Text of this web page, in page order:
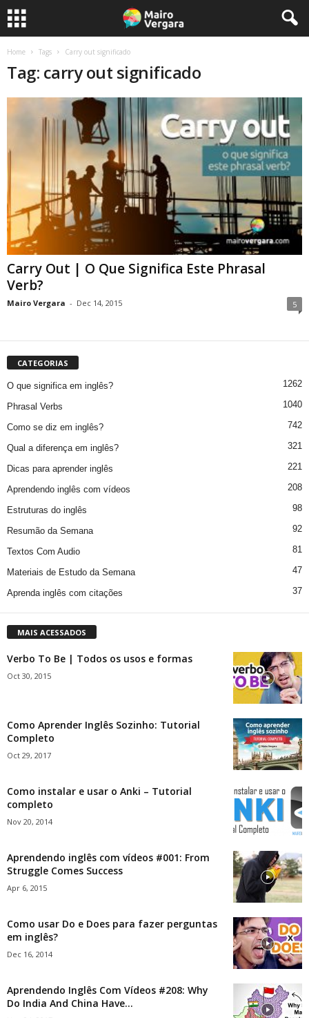
Home Tags Carry out significado
Tag: carry out significado
Carry Out | O Que Significa Este Phrasal
Verb?
Mairo Vergara - Dec 14, 2015 5
CATEGORIAS
O que significa em inglês? 1262
Phrasal Verbs 1040
Como se diz em inglês? 742
Qual a diferença em inglês? 321
Dicas para aprender inglês 221
Aprendendo inglês com vídeos 208
Estruturas do inglês 98
Resumão da Semana 92
Textos Com Audio 81
Materiais de Estudo da Semana 47
Aprenda inglês com citações 37
MAIS ACESSADOS
Verbo To Be | Todos os usos e formas
Oct 30, 2015
Como Aprender Inglês Sozinho: Tutorial
Completo
Oct 29, 2017
Como instalar e usar o Anki – Tutorial
completo
Nov 20, 2014
Aprendendo inglês com vídeos #001: From
Struggle Comes Success
Apr 6, 2015
Como usar Do e Does para fazer perguntas
em inglês?
Dec 16, 2014
Aprendendo Inglês Com Vídeos #208: Why
Do India And China Have...